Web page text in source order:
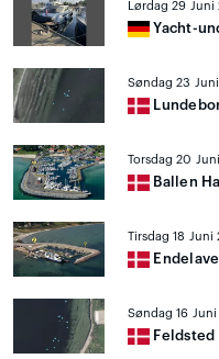
Lørdag 29 Juni
Yacht-
Søndag 23
Torsdag 20
Ballen
Tirsdag 18 Juni
Søndag 16
Feldsted